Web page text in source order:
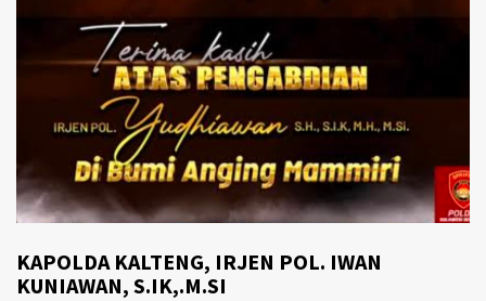
KAPOLDA KALTENG, IRJEN POL. IWAN
KUNIAWAN, S.IK,.M.SI